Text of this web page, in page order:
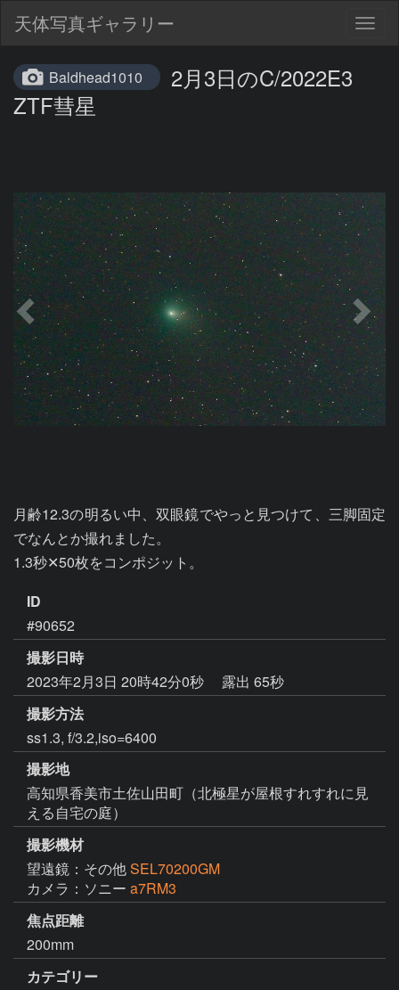
天体写真ギャラリー
Baldhead1010
2月3日のC/2022E3
ZTF彗星
月齢12.3の明るい中、双眼鏡でやっと見つけて、三脚固定
でなんとか撮れました。
1.3秒✕50枚をコンポジット。
ID
#90652
撮影日時
2023年2月3日 20時42分0秒
露出 65秒
撮影方法
ss1.3, f/3.2,iso=6400
撮影地
高知県香美市土佐山田町（北極星が屋根すれすれに見
える自宅の庭）
撮影機材
望遠鏡：その他SEL70200GM
カメラ：ソニー a7RM3
焦点距離
200mm
カテゴリー